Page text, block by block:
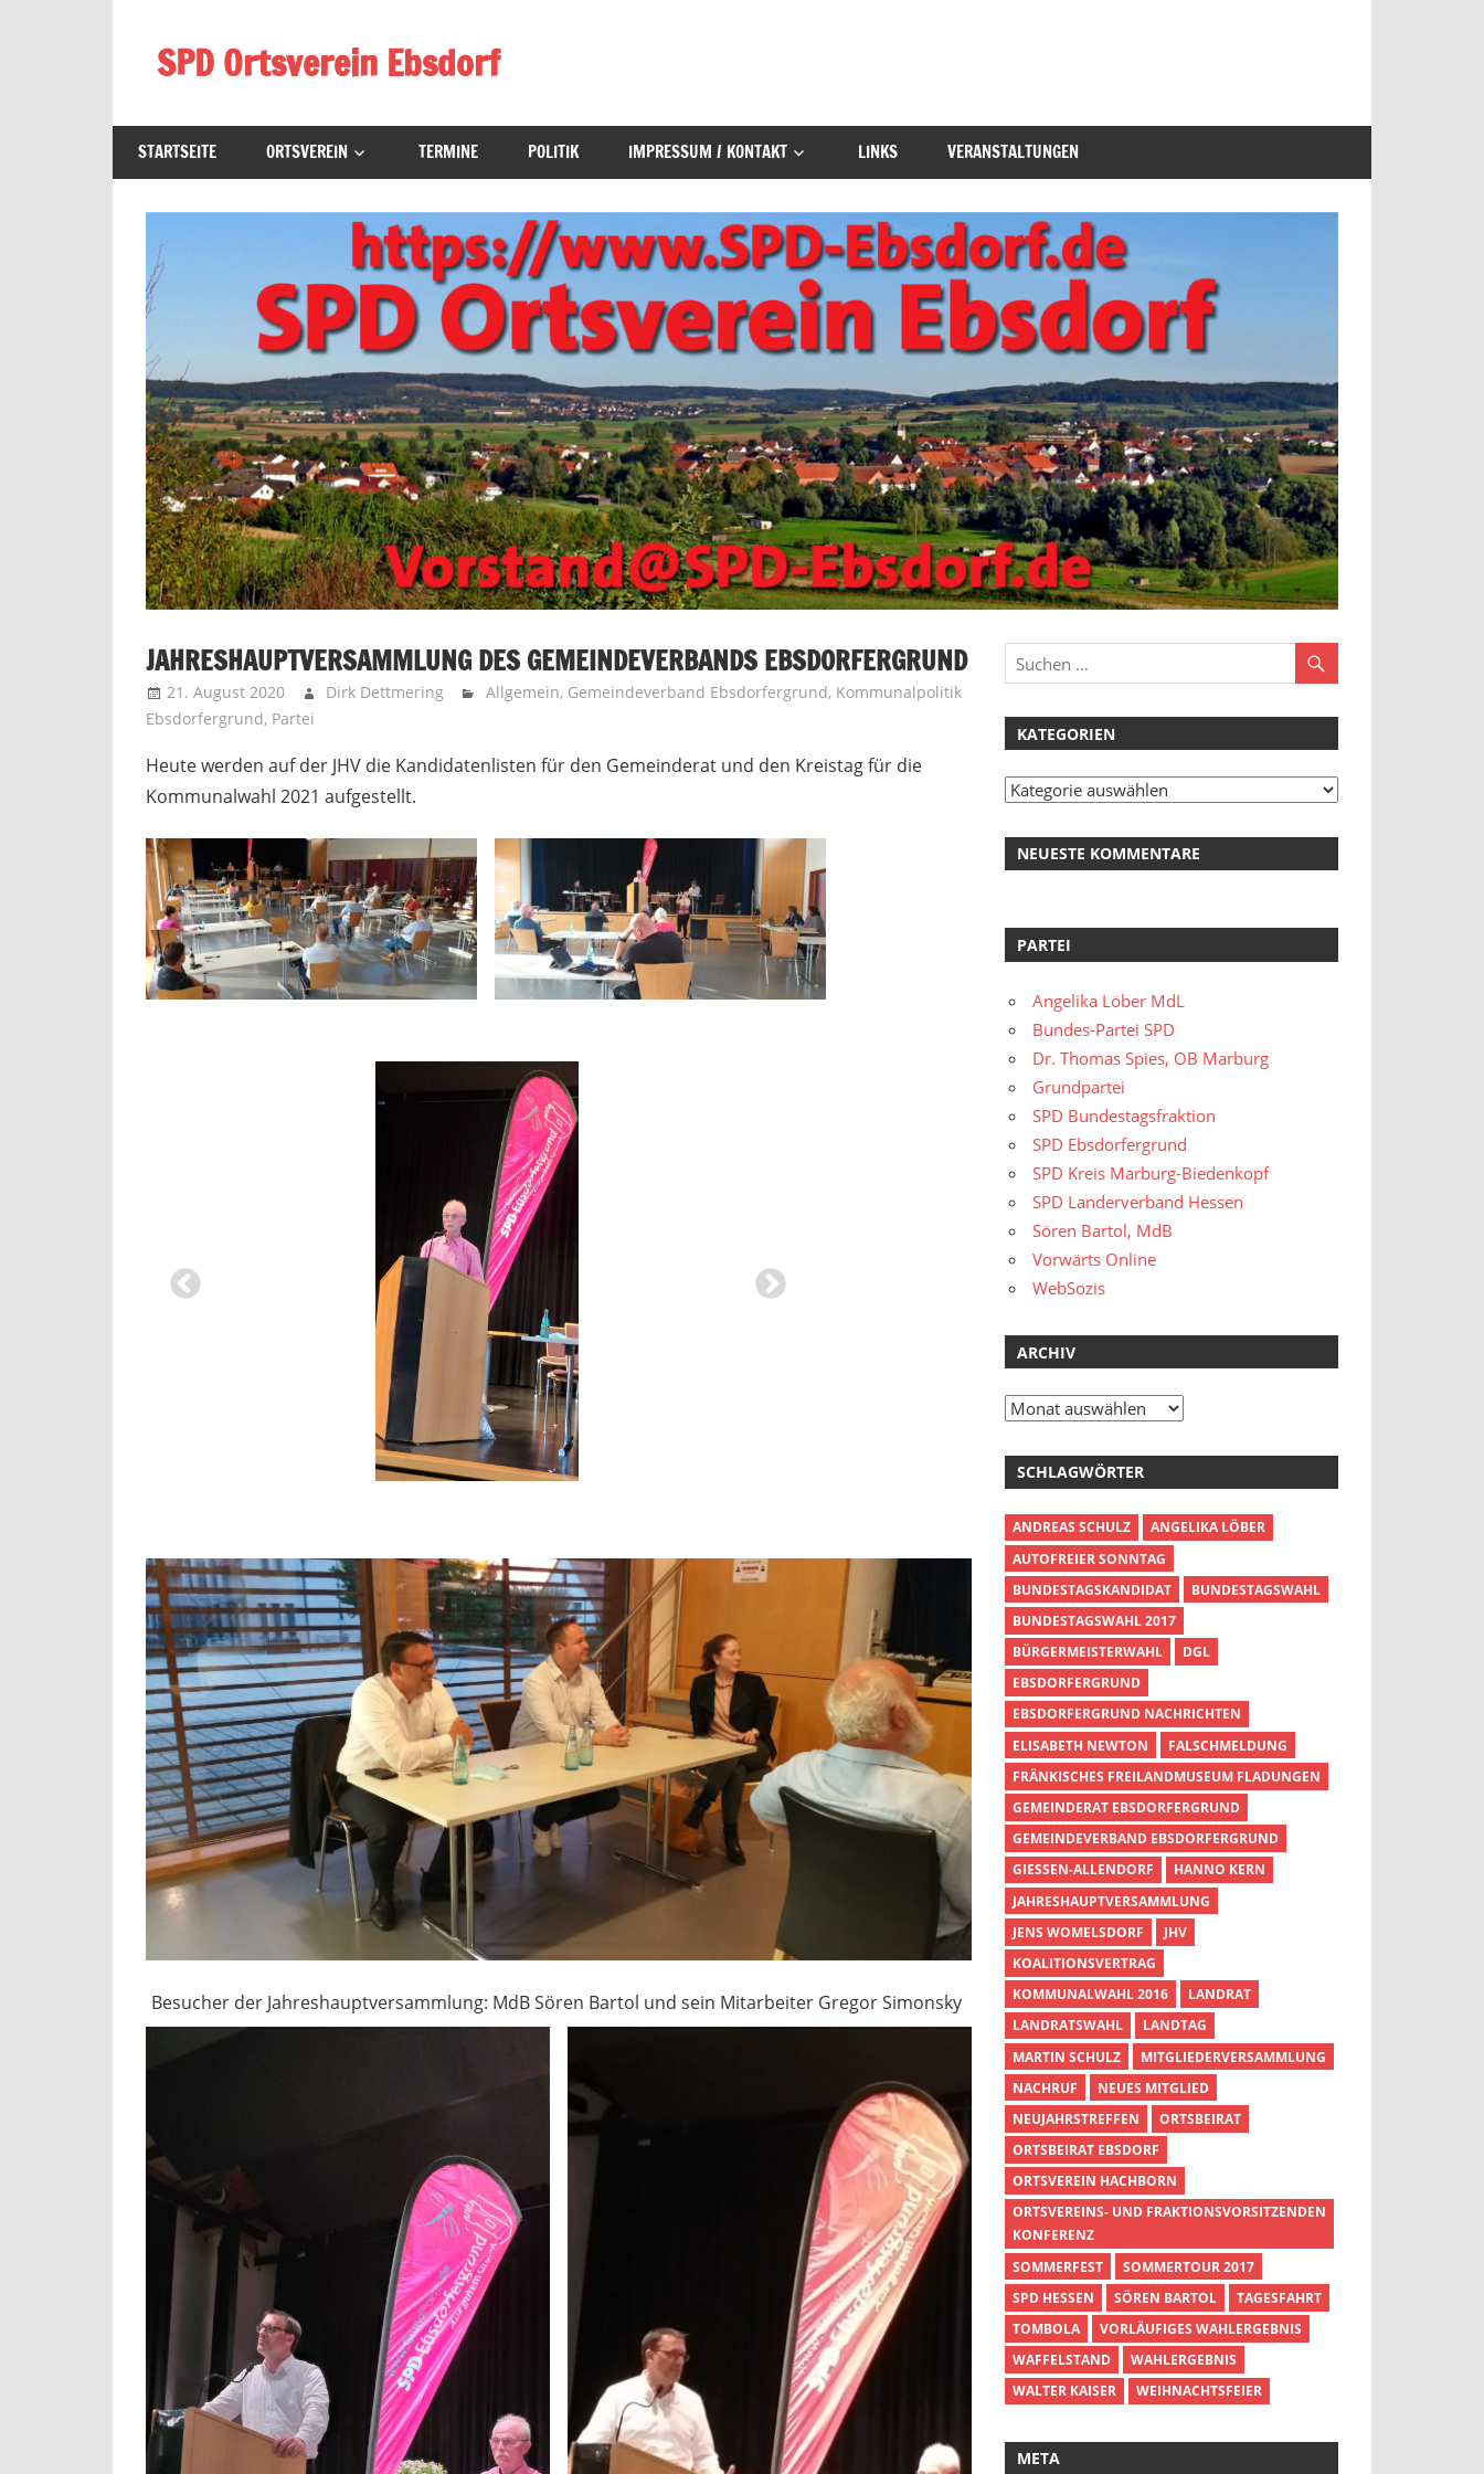
springenSPD Ortsverein Ebsdorf
des
SPD-
Ortsverein
Ebsdorf
STARTSEITE ORTSVEREIN TERMINE POLITIK IMPRESSUM / KONTAKT LINKS VERANSTALTUNGEN
JAHRESHAUPTVERSAMMLUNG DES GEMEINDEVERBANDS EBSDORFERGRUND
21. August 2020 Dirk Dettmering Allgemein, Gemeindeverband Ebsdorfergrund, Kommunalpolitik
Ebsdorfergrund, Partei
Heute werden auf der JHV die Kandidatenlisten für den Gemeinderat und den Kreistag für die
Kommunalwahl 2021 aufgestellt.
Besucher der Jahreshauptversammlung: MdB Sören Bartol und sein Mitarbeiter Gregor Simonsky
KATEGORIEN
Kategorien
NEUESTE KOMMENTARE
PARTEI
Angelika Löber MdL
Bundes-Partei SPD
Dr. Thomas Spies, OB Marburg
Grundpartei
SPD Bundestagsfraktion
SPD Ebsdorfergrund
SPD Kreis Marburg-Biedenkopf
SPD Landerverband Hessen
Sören Bartol, MdB
Vorwärts Online
WebSozis
ARCHIV
Archiv
SCHLAGWÖRTER
ANDREAS SCHULZ
ANGELIKA LÖBER
AUTOFREIER SONNTAG
BUNDESTAGSKANDIDAT
BUNDESTAGSWAHL
BUNDESTAGSWAHL 2017
BÜRGERMEISTERWAHL
DGL
EBSDORFERGRUND
EBSDORFERGRUND NACHRICHTEN
ELISABETH NEWTON
FALSCHMELDUNG
FRÄNKISCHES FREILANDMUSEUM FLADUNGEN
GEMEINDERAT EBSDORFERGRUND
GEMEINDEVERBAND EBSDORFERGRUND
GIESSEN-ALLENDORF
HANNO KERN
JAHRESHAUPTVERSAMMLUNG
JENS WOMELSDORF
JHV
KOALITIONSVERTRAG
KOMMUNALWAHL 2016
LANDRAT
LANDRATSWAHL
LANDTAG
MARTIN SCHULZ
MITGLIEDERVERSAMMLUNG
NACHRUF
NEUES MITGLIED
NEUJAHRSTREFFEN
ORTSBEIRAT
ORTSBEIRAT EBSDORF
ORTSVEREIN HACHBORN
ORTSVEREINS- UND FRAKTIONSVORSITZENDEN
KONFERENZ
SOMMERFEST
SOMMERTOUR 2017
SPD HESSEN
SÖREN BARTOL
TAGESFAHRT
TOMBOLA
VORLÄUFIGES WAHLERGEBNIS
WAFFELSTAND
WAHLERGEBNIS
WALTER KAISER
WEIHNACHTSFEIER
META